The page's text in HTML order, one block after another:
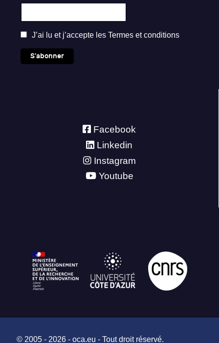
J’ai lu et j’accepte les Termes et conditions
S'abonner
Facebook
Linkedin
Instagram
Youtube
© 2005 - 2026 - oca.eu - Tout droit réservé.